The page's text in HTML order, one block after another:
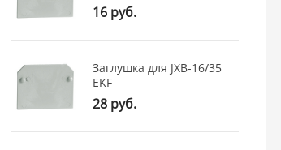
16 руб.
Заглушка для JXB-16/35
EKF
28 руб.